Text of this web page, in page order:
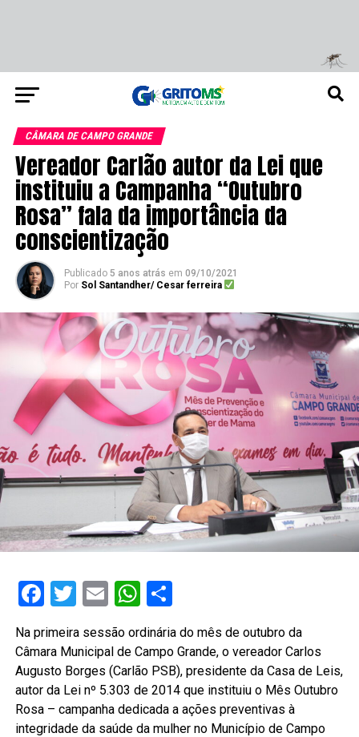
CÂMARA DE CAMPO GRANDE
Vereador Carlão autor da Lei que
instituiu a Campanha “Outubro
Rosa” fala da importância da
conscientização
Publicado 5 anos atrás em 09/10/2021
Por Sol Santandher/ Cesar ferreira
Facebook
Twitter
EmailWhatsApp
Share
Na primeira sessão ordinária do mês de outubro da
Câmara Municipal de Campo Grande, o vereador Carlos
Augusto Borges (Carlão PSB), presidente da Casa de Leis,
autor da Lei nº 5.303 de 2014 que instituiu o Mês Outubro
Rosa – campanha dedicada a ações preventivas à
integridade da saúde da mulher no Município de Campo